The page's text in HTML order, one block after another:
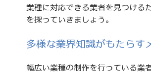
業種に対応できる業者を見つける
を探っていきましょう。
多様な業界知識がもたらす
幅広い業種の制作を行っている業